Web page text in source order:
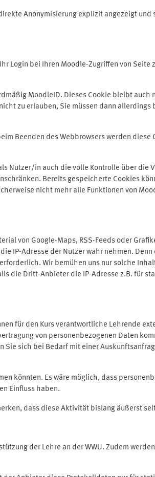
Anonymisierung explizit angezeigt und
Login bei Ihren Moodle-Zugriffen von Seite
MoodleID. Dieses Cookie bleibt auch
zu erlauben, Sie müssen dann allerdings
Beenden des Webbrowsers werden diese
Nutzer/in auch die volle Kontrolle über die
Bereits gespeicherte Cookies
nicht mehr alle Funktionen von
von Google-Maps, RSS-Feeds oder
IP-Adresse der Nutzer wahr nehmen. Denn
Wir bemühen uns nur solche
die Dritt-Anbieter die IP-Adresse z.B. für
für den Kurs verantwortliche Lehrende
von personenbezogenen Daten
sich bei Bedarf mit einer
könnten. Es wäre möglich, dass
Einfluss haben.
dass diese Aktivität bislang äußerst
der Lehre an der WWU. Zudem